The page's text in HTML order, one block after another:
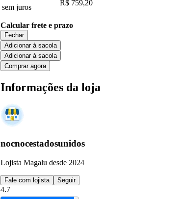
sem juros
R$ 759,20
Calcular frete e prazo
Fechar
Adicionar à sacola
Adicionar à sacola
Comprar agora
Informações da loja
nocnocestadosunidos
Lojista Magalu desde 2024
Fale com lojista Seguir
4.7